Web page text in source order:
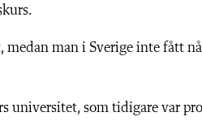
medan man i Sverige inte fått
universitet, som tidigare var